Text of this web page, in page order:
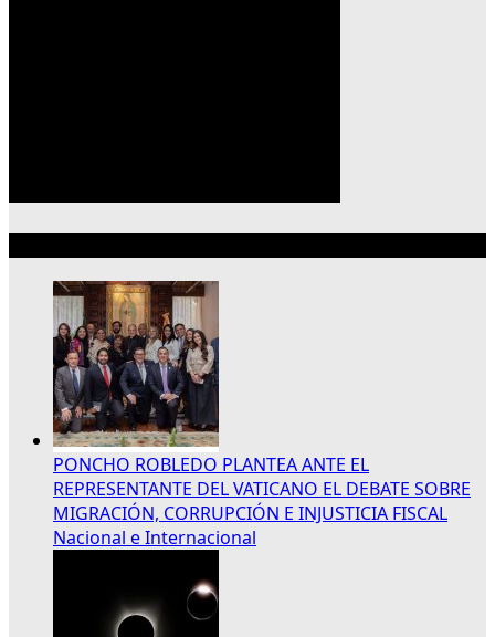
PONCHO ROBLEDO PLANTEA ANTE EL
REPRESENTANTE DEL VATICANO EL DEBATE SOBRE
MIGRACIÓN, CORRUPCIÓN E INJUSTICIA FISCAL
Nacional e Internacional